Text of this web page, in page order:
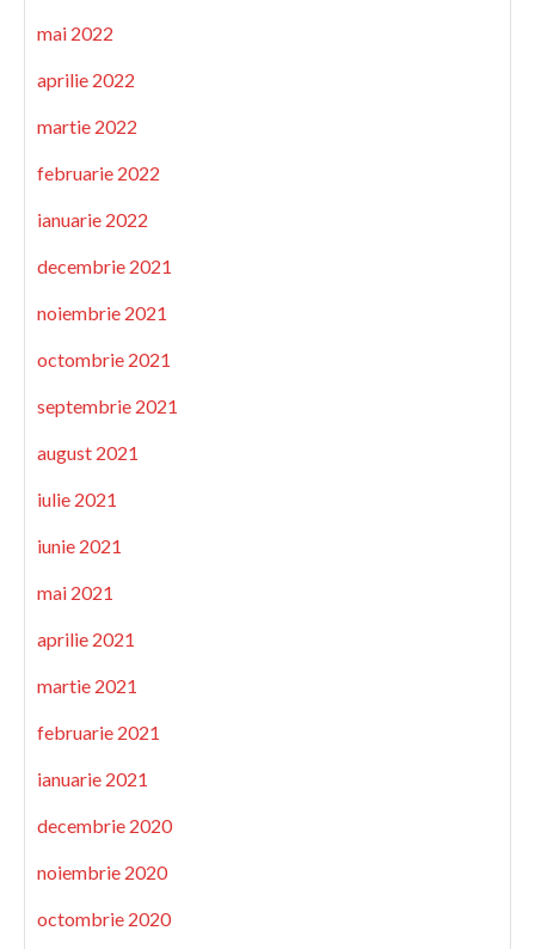
mai 2022
aprilie 2022
martie 2022
februarie 2022
ianuarie 2022
decembrie 2021
noiembrie 2021
octombrie 2021
septembrie 2021
august 2021
iulie 2021
iunie 2021
mai 2021
aprilie 2021
martie 2021
februarie 2021
ianuarie 2021
decembrie 2020
noiembrie 2020
octombrie 2020